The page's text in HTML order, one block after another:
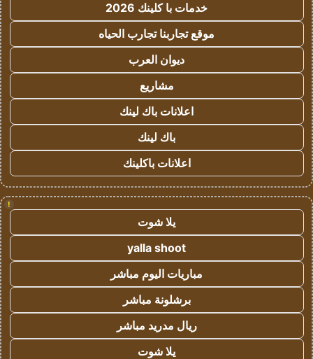
خدمات با كلينك 2026
موقع تجاربنا تجارب الحياه
ديوان العرب
مشاريع
اعلانات باك لينك
باك لينك
اعلانات باكلينك
!
يلا شوت
yalla shoot
مباريات اليوم مباشر
برشلونة مباشر
ريال مدريد مباشر
يلا شوت